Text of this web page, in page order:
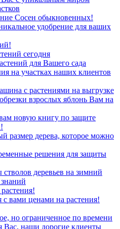
Сосен обыкновенных!
удобрение для ваших
сегодня
для Вашего сада
на участках наших клиентов
с растениями на выгрузке
взрослых яблонь Вам на
новую книгу по защите
размер дерева, которое можно
решения для защиты
деревьев на зимний
вами ценами на растения!
но ограниченное по времени
Вас, наши дорогие клиенты